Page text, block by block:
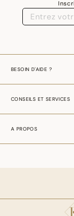
BESOIN D'AIDE ?
CONSEILS ET SERVICES
A PROPOS